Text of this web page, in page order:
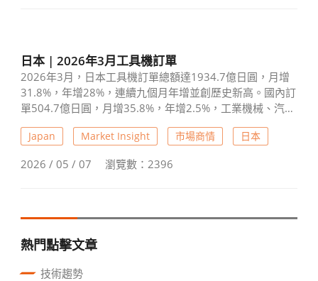
日本 | 2026年3月工具機訂單
2026年3月，日本工具機訂單總額達1934.7億日圓，月增
31.8%，年增28%，連續九個月年增並創歷史新高。國內訂
單504.7億日圓，月增35.8%，年增2.5%，工業機械、汽
月增30.5%，年增40.4%，亞洲、歐洲、北美均顯著增加，
Japan Market Insight 市場商情 日本
2026 / 05 / 07 瀏覽數：2396
熱門點擊文章
技術趨勢